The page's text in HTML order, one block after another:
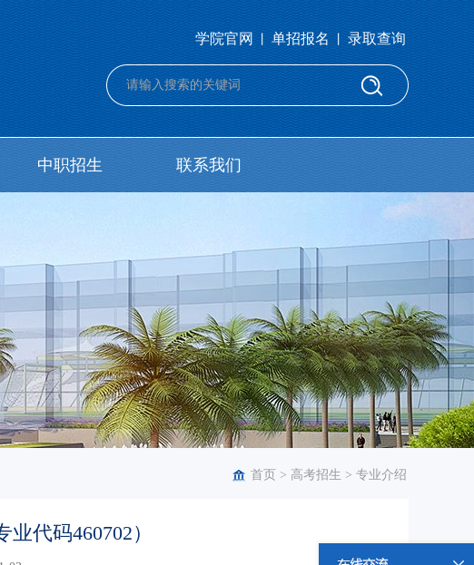
学院官网 丨 单招报名 丨 录取查询
中职招生 联系我们
首页 > 高考招生 > 专业介绍
代码460702）